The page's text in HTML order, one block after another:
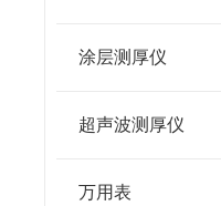
涂层测厚仪
超声波测厚仪
万用表